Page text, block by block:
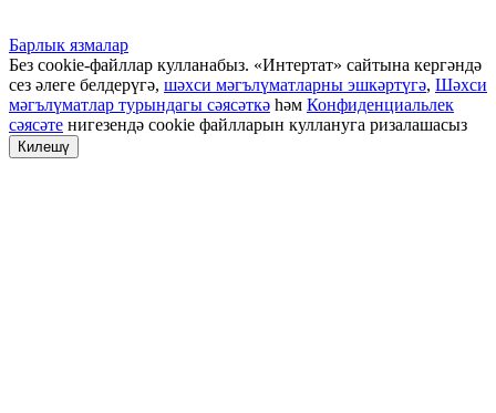
Барлык язмалар
Без cookie-файллар кулланабыз. «Интертат» сайтына кергәндә
сез әлеге белдерүгә, шәхси мәгълүматларны эшкәртүгә, Шәхси
мәгълүматлар турындагы сәясәткә һәм Конфиденциальлек
сәясәте нигезендә cookie файлларын куллануга ризалашасыз
Килешү